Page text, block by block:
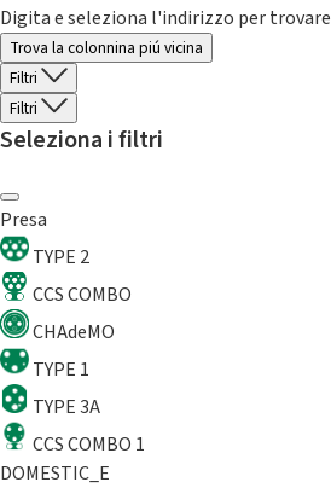
Digita e seleziona l'indirizzo per
Trova la colonnina piú vicina
Filtri
Filtri
Seleziona i filtri
Presa
TYPE 2
CCS COMBO
CHAdeMO
TYPE 1
TYPE 3A
CCS COMBO 1
DOMESTIC_E